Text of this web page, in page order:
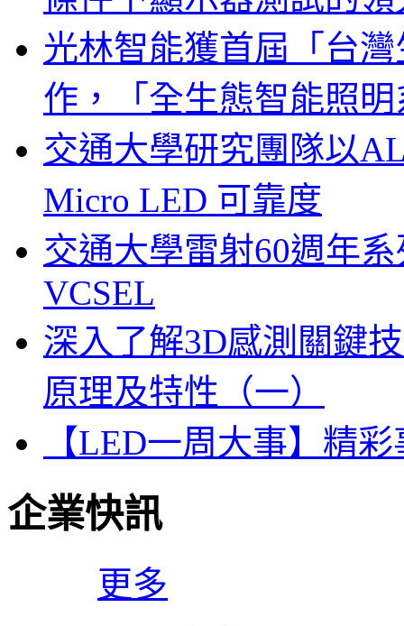
光林智能獲首屆「台
作，「全生態智能照
交通大學研究團隊以
Micro LED 可靠度
交通大學雷射60週年
VCSEL
深入了解3D感測關鍵
原理及特性（一）
【LED一周大事】精
企業快訊
更多